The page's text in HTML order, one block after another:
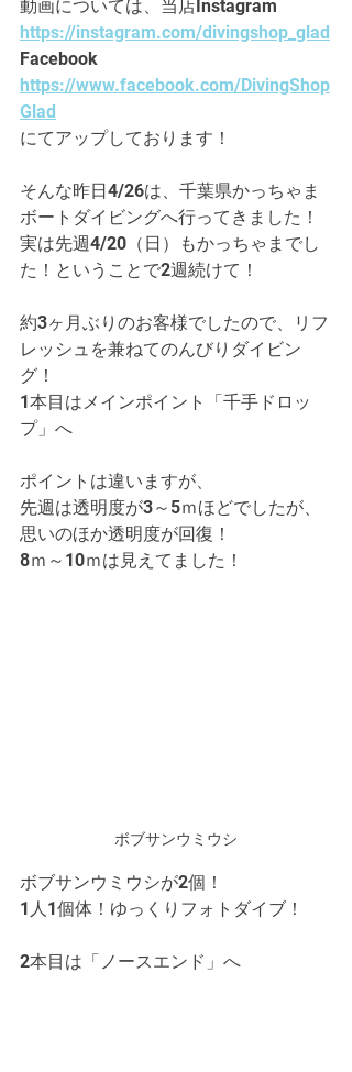
動画については、当店Instagram
https://instagram.com/divingshop_glad
Facebook
https://www.facebook.com/DivingShop
Glad
にてアップしております！
そんな昨日4/26は、千葉県かっちゃま
ボートダイビングへ行ってきました！
実は先週4/20（日）もかっちゃまでし
た！ということで2週続けて！
約3ヶ月ぶりのお客様でしたので、リフ
レッシュを兼ねてのんびりダイビン
グ！
1本目はメインポイント「千手ドロッ
プ」へ
ポイントは違いますが、
先週は透明度が3～5ｍほどでしたが、
思いのほか透明度が回復！
8ｍ～10ｍは見えてました！
ボブサンウミウシ
ボブサンウミウシが2個！
1人1個体！ゆっくりフォトダイブ！
2本目は「ノースエンド」へ